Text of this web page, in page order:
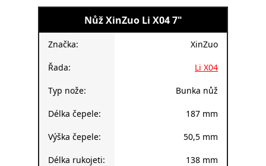
Nůž XinZuo Li X04 7"
Značka: XinZuo
Řada: Li X04
Typ nože: Bunka nůž
Délka čepele: 187 mm
Výška čepele: 50,5 mm
Délka rukojeti: 138 mm